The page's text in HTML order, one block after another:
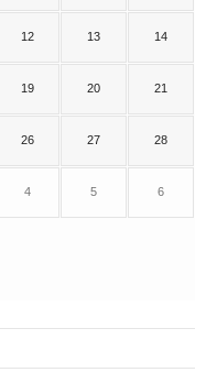
12 13 14
19 20 21
26 27 28
4 5 6